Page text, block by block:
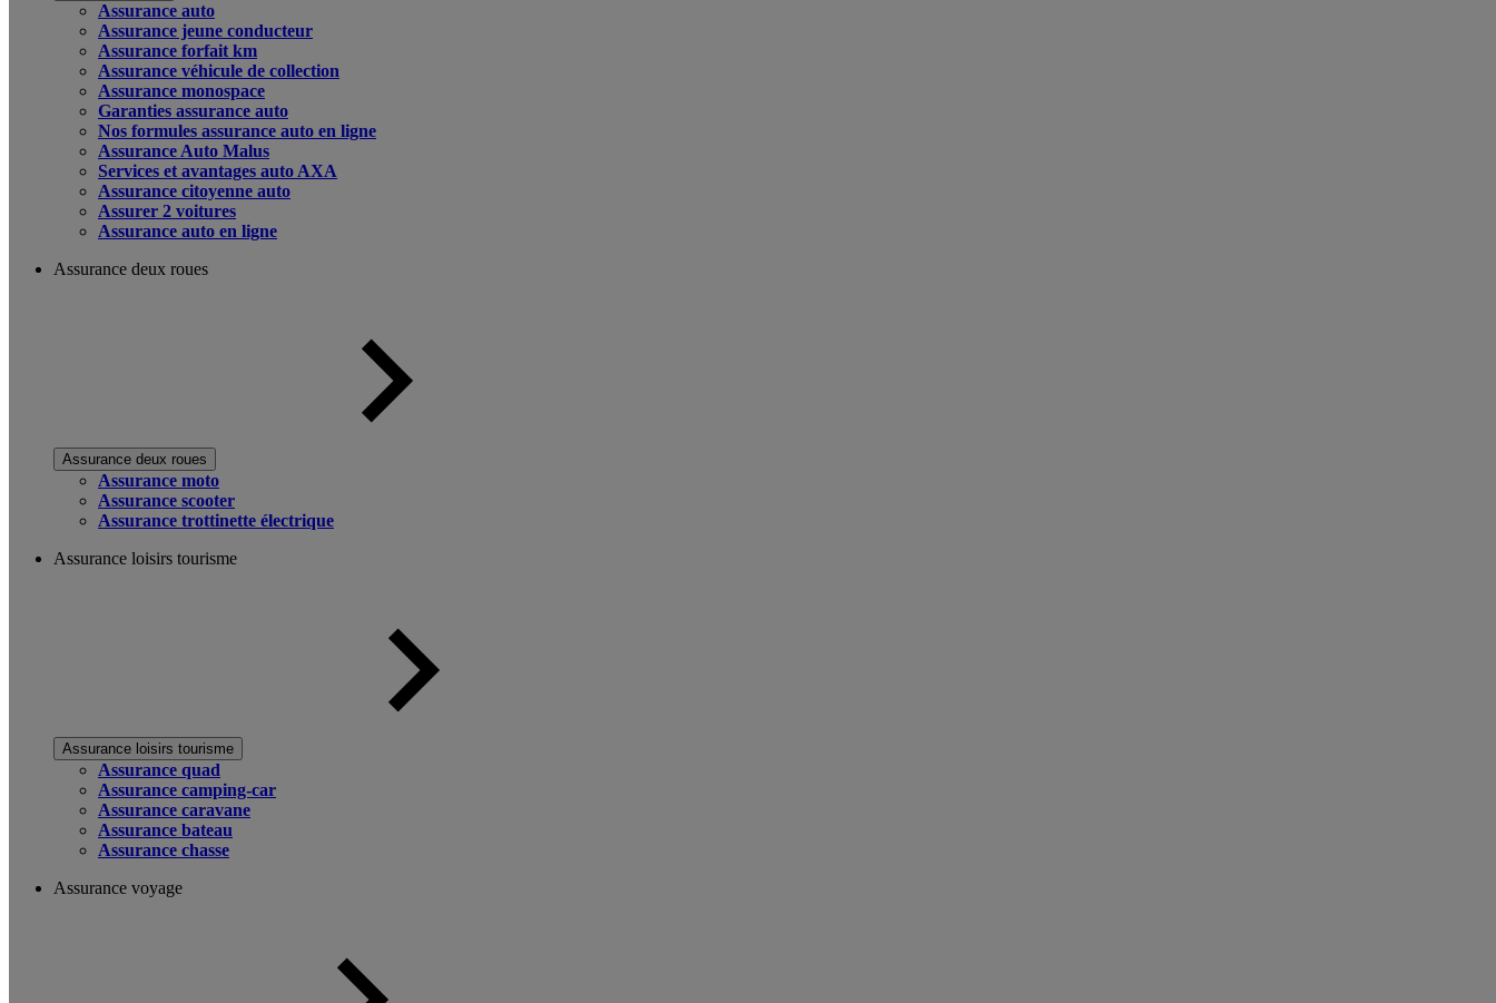
Assurance auto
Assurance jeune conducteur
Assurance forfait km
Assurance véhicule de collection
Assurance monospace
Garanties assurance auto
Nos formules assurance auto en ligne
Assurance Auto Malus
Services et avantages auto AXA
Assurance citoyenne auto
Assurer 2 voitures
Assurance auto en ligne
Assurance deux roues
Assurance deux roues
Assurance moto
Assurance scooter
Assurance trottinette électrique
Assurance loisirs tourisme
Assurance loisirs tourisme
Assurance quad
Assurance camping-car
Assurance caravane
Assurance bateau
Assurance chasse
Assurance voyage